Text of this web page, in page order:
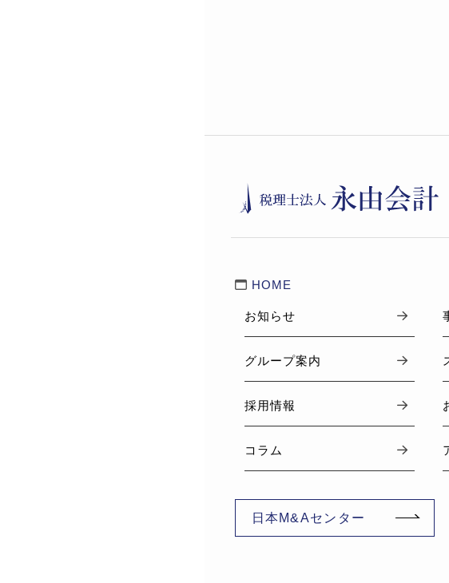
HOME
お知らせ
グループ案内
採用情報
コラム
日本M&Aセンター